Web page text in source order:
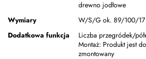
drewno jodłowe
Wymiary
W/S/G ok. 89/100/17
Dodatkowa funkcja
Liczba przegródek/
Montaż: Produkt jest
zmontowany